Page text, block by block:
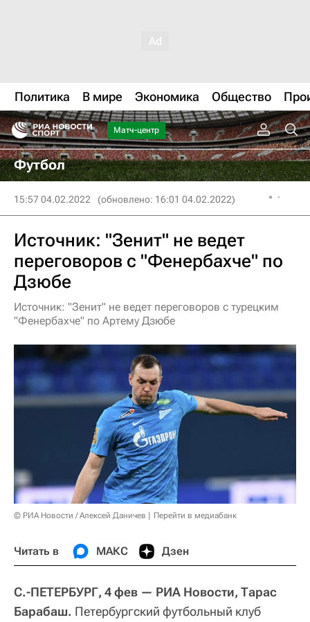
Политика В мире Экономика Общество
Матч-центр
Футбол
15:57 04.02.2022 (обновлено: 16:01 04.02.2022)
Источник: "Зенит" не ведет
переговоров с "Фенербахче" по
Дзюбе
Источник: "Зенит" не ведет переговоров с турецким
"Фенербахче" по Артему Дзюбе
© РИА Новости / Алексей Даничев Перейти в медиабанк
Читать в МАКС Дзен
С.-ПЕТЕРБУРГ, 4 фев — РИА Новости, Тарас
Барабаш. Петербургский футбольный клуб